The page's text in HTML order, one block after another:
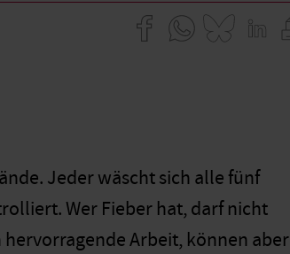
Jeder wäscht sich alle fünf
Wer Fieber hat, darf nicht
Arbeit, können aber